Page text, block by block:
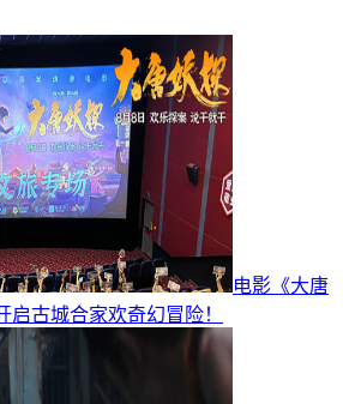
电影《大唐
古城合家欢奇幻冒险！